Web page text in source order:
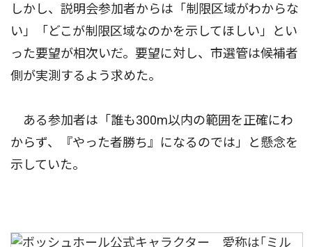
しかし、説明会参加者からは「制限区域がわからな
い」「どこが制限区域なのかを示してほしい」とい
った要望が相次いだ。要望に対し、市選管は候補者
側が実測するよう求めた。
ある参加者は「誰も300m以内の範囲を正確にわ
からず、『やった者勝ち』になるのでは」と懸念を
示していた。